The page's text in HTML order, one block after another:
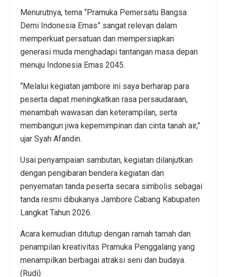
Menurutnya, tema “Pramuka Pemersatu Bangsa
Demi Indonesia Emas” sangat relevan dalam
memperkuat persatuan dan mempersiapkan
generasi muda menghadapi tantangan masa depan
menuju Indonesia Emas 2045.
“Melalui kegiatan jambore ini saya berharap para
peserta dapat meningkatkan rasa persaudaraan,
menambah wawasan dan keterampilan, serta
membangun jiwa kepemimpinan dan cinta tanah air,”
ujar Syah Afandin.
Usai penyampaian sambutan, kegiatan dilanjutkan
dengan pengibaran bendera kegiatan dan
penyematan tanda peserta secara simbolis sebagai
tanda resmi dibukanya Jambore Cabang Kabupaten
Langkat Tahun 2026.
Acara kemudian ditutup dengan ramah tamah dan
penampilan kreativitas Pramuka Penggalang yang
menampilkan berbagai atraksi seni dan budaya.
(Rudi)